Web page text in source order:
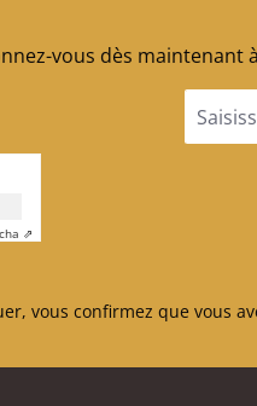
vous dès
e-
⇗
vous confirmez que vous